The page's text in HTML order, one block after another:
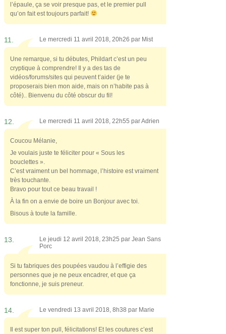
l’épaule, ça se voir presque pas, et le premier pull
qu’on fait est toujours parfait!
11. Le mercredi 11 avril 2018, 20h26 par Mist
Une remarque, si tu débutes, Phildart c’est un peu
cryptique à comprendre! Il y a des tas de
vidéos/forums/sites qui peuvent t’aider (je te
proposerais bien mon aide, mais on n’habite pas à
côté).. Bienvenu du côté obscur du fil!
12. Le mercredi 11 avril 2018, 22h55 parAdrien
Coucou Mélanie,
Je voulais juste te féliciter pour « Sous les
bouclettes ».
C’est vraiment un bel hommage, l’histoire est vraiment
très touchante.
Bravo pour tout ce beau travail !
À la fin on a envie de boire un Bonjour avec toi.
Bisous à toute la famille.
13. Le jeudi 12 avril 2018, 23h25 par Jean Sans
Porc
Si tu fabriques des poupées vaudou à l’effigie des
personnes que je ne peux encadrer, et que ça
fonctionne, je suis preneur.
14. Le vendredi 13 avril 2018, 8h38 par Marie
Il est super ton pull, félicitations! Et les coutures c’est